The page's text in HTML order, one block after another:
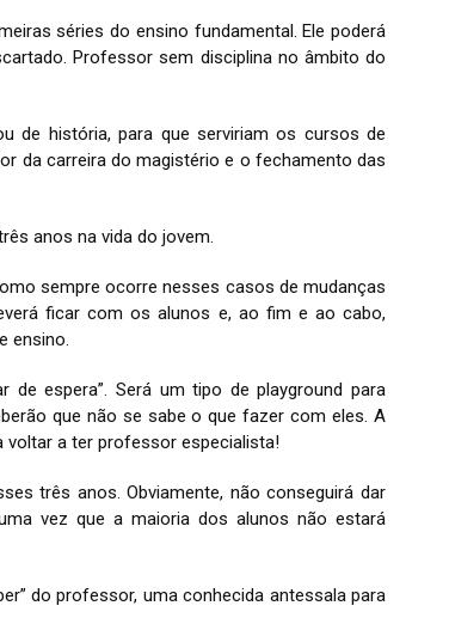
séries do ensino fundamental. Ele poderá
Professor sem disciplina no âmbito do
de história, para que serviriam os cursos de
da carreira do magistério e o fechamento das
anos na vida do jovem.
sempre ocorre nesses casos de mudanças
ficar com os alunos e, ao fim e ao cabo,
ensino.
de espera”. Será um tipo de playground para
que não se sabe o que fazer com eles. A
voltar a ter professor especialista!
três anos. Obviamente, não conseguirá dar
vez que a maioria dos alunos não estará
do professor, uma conhecida antessala para